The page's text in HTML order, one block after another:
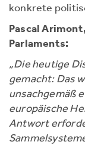
konkrete
Pascal
Parlaments:
„Die heutige
gemacht: Das
unsachgemäß
europäische
Antwort